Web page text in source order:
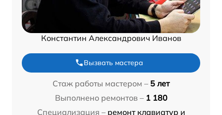
Константин Александрович Иванов
Вызвать мастера
Стаж работы мастером – 5 лет
Выполнено ремонтов – 1 180
Специализация – ремонт клавиатур и